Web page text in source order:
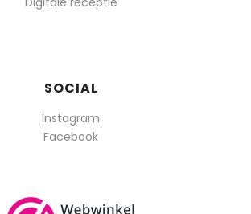
SOCIAL
Instagram
Facebook